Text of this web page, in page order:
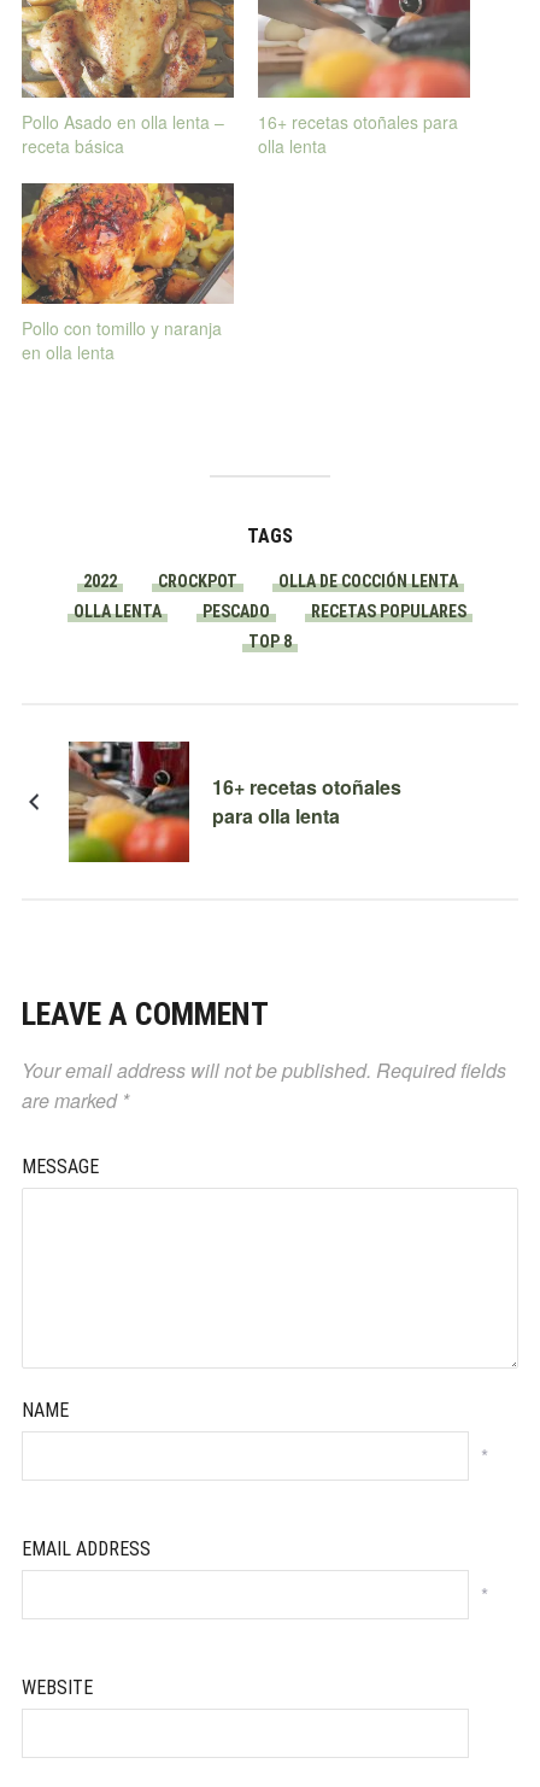
Pollo Asado en olla lenta –
receta básica
16+ recetas otoñales para
olla lenta
Pollo con tomillo y naranja
en olla lenta
TAGS
2022 CROCKPOT
OLLA DE COCCIÓN LENTA
OLLA LENTA
PESCADO
RECETAS POPULARES
TOP 8
16+ recetas otoñales
para olla lenta
LEAVE A COMMENT
Your email address will not be published. Required fields
are marked *
MESSAGE
NAME
*
EMAIL ADDRESS
*
WEBSITE